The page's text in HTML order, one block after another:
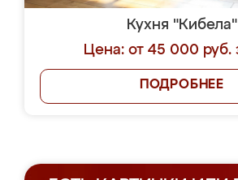
Кухня "Кибела"
Цена: от 45 000 руб.
ПОДРОБНЕЕ